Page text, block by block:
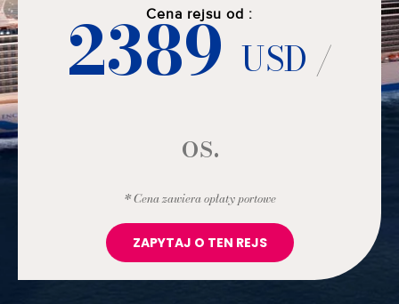
Cena rejsu od :
2389USD /
os.
* Cena zawiera opłaty portowe
ZAPYTAJ O TEN REJS